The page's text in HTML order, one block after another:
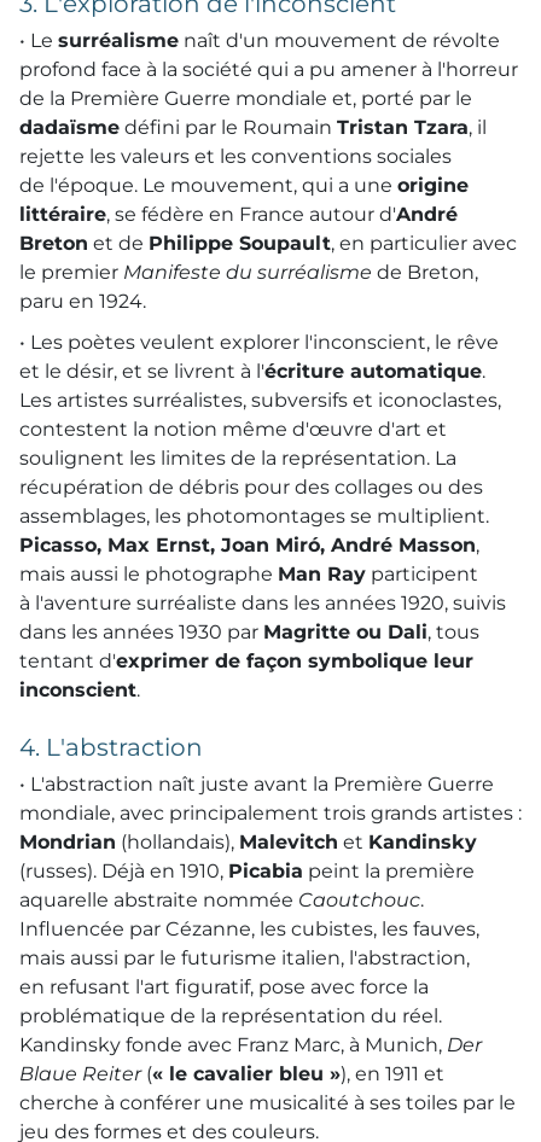
• Le surréalisme naît d'un mouvement de révolte
profond face à la société qui a pu amener à l'horreur
de la Première Guerre mondiale et, porté par le
dadaïsme défini par le Roumain Tristan Tzara, il
rejette les valeurs et les conventions sociales
de l'époque. Le mouvement, qui a une origine
littéraire, se fédère en France autour d'André
Breton et de Philippe Soupault, en particulier avec
le premier Manifeste du surréalisme de Breton,
paru en 1924.
• Les poètes veulent explorer l'inconscient, le rêve
et le désir, et se livrent à l'écriture automatique.
Les artistes surréalistes, subversifs et iconoclastes,
contestent la notion même d'œuvre d'art et
soulignent les limites de la représentation. La
récupération de débris pour des collages ou des
assemblages, les photomontages se multiplient.
Picasso, Max Ernst, Joan Miró, André Masson,
mais aussi le photographe Man Ray participent
à l'aventure surréaliste dans les années 1920, suivis
dans les années 1930 par Magritte ou Dali, tous
tentant d'exprimer de façon symbolique leur
inconscient.
4. L'abstraction
• L'abstraction naît juste avant la Première Guerre
mondiale, avec principalement trois grands artistes :
Mondrian (hollandais), Malevitch et Kandinsky
(russes). Déjà en 1910, Picabia peint la première
aquarelle abstraite nommée Caoutchouc.
Influencée par Cézanne, les cubistes, les fauves,
mais aussi par le futurisme italien, l'abstraction,
en refusant l'art figuratif, pose avec force la
problématique de la représentation du réel.
Kandinsky fonde avec Franz Marc, à Munich, Der
Blaue Reiter(« le cavalier bleu »), en 1911 et
cherche à conférer une musicalité à ses toiles par le
jeu des formes et des couleurs.